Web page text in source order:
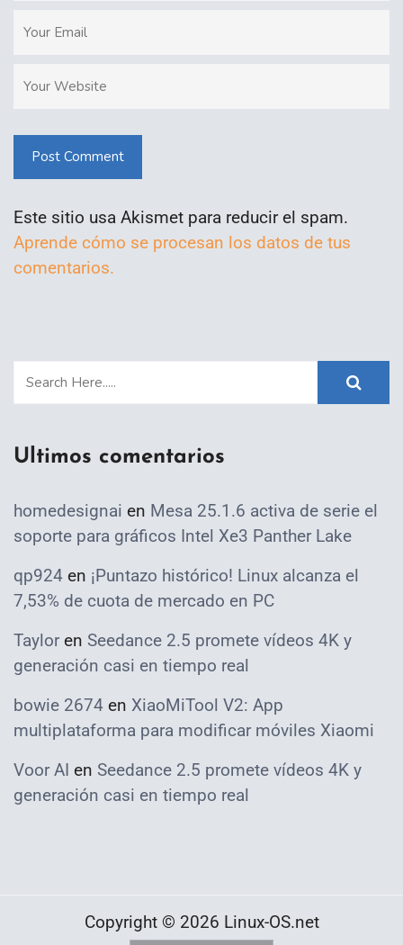
Post Comment
Este sitio usa Akismet para reducir el spam.
Aprende cómo se procesan los datos de tus
comentarios.
Ultimos comentarios
homedesignai en Mesa 25.1.6 activa de serie el
soporte para gráficos Intel Xe3 Panther Lake
qp924 en ¡Puntazo histórico! Linux alcanza el
7,53% de cuota de mercado en PC
Taylor en Seedance 2.5 promete vídeos 4K y
generación casi en tiempo real
bowie 2674 en XiaoMiTool V2: App
multiplataforma para modificar móviles Xiaomi
Voor AI en Seedance 2.5 promete vídeos 4K y
generación casi en tiempo real
Copyright © 2026 Linux-OS.net